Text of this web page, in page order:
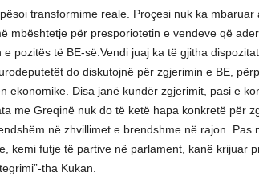
transformime reale. Proçesi nuk ka
mbështetje për presporiotetin e vendeve që
pozitës të BE-së.Vendi juaj ka të gjitha
do diskutojnë për zgjerimin e BE,
ekonomike. Disa janë kundër zgjerimit, pasi e
me Greqinë nuk do të ketë hapa konkretë për
në zhvillimet e brendshme në rajon. Pas
kemi futje të partive në parlament, kanë krijuar
tha Kukan.